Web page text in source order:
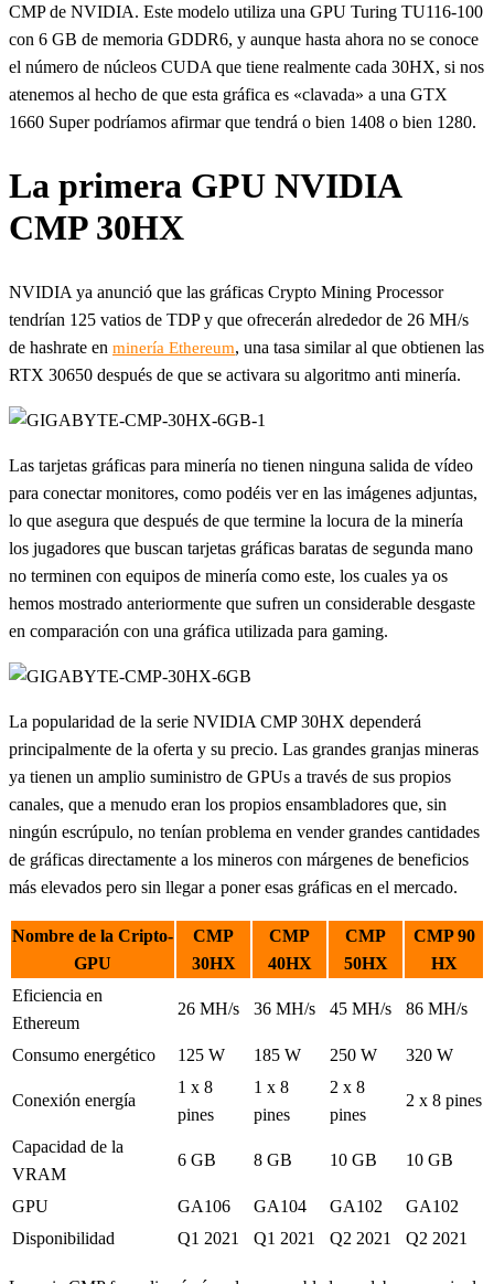
CMP de NVIDIA. Este modelo utiliza una GPU Turing TU116-100
con 6 GB de memoria GDDR6, y aunque hasta ahora no se conoce
el número de núcleos CUDA que tiene realmente cada 30HX, si nos
atenemos al hecho de que esta gráfica es «clavada» a una GTX
1660 Super podríamos afirmar que tendrá o bien 1408 o bien 1280.
La primera GPU NVIDIA
CMP 30HX
NVIDIA ya anunció que las gráficas Crypto Mining Processor
tendrían 125 vatios de TDP y que ofrecerán alrededor de 26 MH/s
de hashrate en minería Ethereum, una tasa similar al que obtienen las
RTX 30650 después de que se activara su algoritmo anti minería.
Las tarjetas gráficas para minería no tienen ninguna salida de vídeo
para conectar monitores, como podéis ver en las imágenes adjuntas,
lo que asegura que después de que termine la locura de la minería
los jugadores que buscan tarjetas gráficas baratas de segunda mano
no terminen con equipos de minería como este, los cuales ya os
hemos mostrado anteriormente que sufren un considerable desgaste
en comparación con una gráfica utilizada para gaming.
La popularidad de la serie NVIDIA CMP 30HX dependerá
principalmente de la oferta y su precio. Las grandes granjas mineras
ya tienen un amplio suministro de GPUs a través de sus propios
canales, que a menudo eran los propios ensambladores que, sin
ningún escrúpulo, no tenían problema en vender grandes cantidades
de gráficas directamente a los mineros con márgenes de beneficios
más elevados pero sin llegar a poner esas gráficas en el mercado.
Nombre de la Cripto-
GPU
CMP
30HX
CMP
40HX
CMP
50HX
CMP 90
HX
Eficiencia en
Ethereum
26 MH/s 36 MH/s 45 MH/s 86 MH/s
Consumo energético 125 W 185 W 250 W 320 W
Conexión energía
1 x 8
pines
1 x 8
pines
2 x 8
pines
2 x 8 pines
Capacidad de la
VRAM
6 GB 8 GB 10 GB 10 GB
GPU GA106 GA104 GA102
GA102
Disponibilidad
Q1 2021 Q1 2021 Q2 2021 Q2 2021